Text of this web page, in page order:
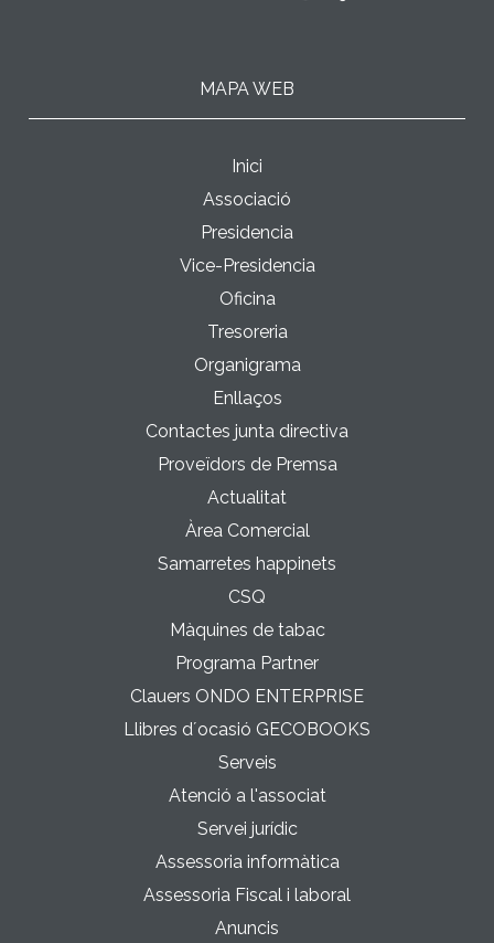
MAPA WEB
Inici
Associació
Presidencia
Vice-Presidencia
Oficina
Tresoreria
Organigrama
Enllaços
Contactes junta directiva
Proveïdors de Premsa
Actualitat
Àrea Comercial
Samarretes happinets
CSQ
Màquines de tabac
Programa Partner
Clauers ONDO ENTERPRISE
Llibres d´ocasió GECOBOOKS
Serveis
Atenció a l'associat
Servei jurídic
Assessoria informàtica
Assessoria Fiscal i laboral
Anuncis